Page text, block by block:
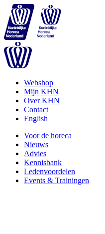
Webshop
Mijn KHN
Over KHN
Contact
English
Voor de horeca
Nieuws
Advies
Kennisbank
Ledenvoordelen
Events & Trainingen